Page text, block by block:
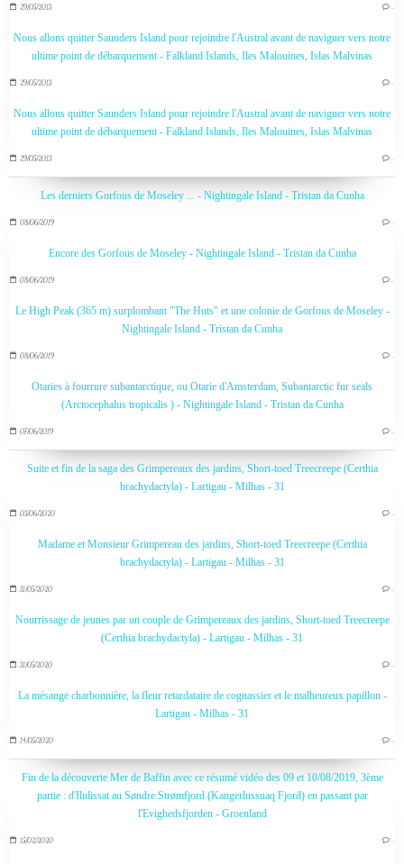
29/05/2013 …
Nous allons quitter Saunders Island pour rejoindre l'Austral avant de naviguer vers notre
ultime point de débarquement - Falkland Islands, Iles Malouines, Islas Malvinas
29/05/2013 …
Nous allons quitter Saunders Island pour rejoindre l'Austral avant de naviguer vers notre
ultime point de débarquement - Falkland Islands, Iles Malouines, Islas Malvinas
29/05/2013 …
Les derniers Gorfous de Moseley ... - Nightingale Island - Tristan da Cunha
08/06/2019 …
Encore des Gorfous de Moseley - Nightingale Island - Tristan da Cunha
08/06/2019 …
Le High Peak (365 m) surplombant "The Huts" et une colonie de Gorfous de Moseley -
Nightingale Island - Tristan da Cunha
08/06/2019 …
Otaries à fourrure subantarctique, ou Otarie d'Amsterdam, Subantarctic fur seals
(Arctocephalus tropicalis ) - Nightingale Island - Tristan da Cunha
07/06/2019 …
Suite et fin de la saga des Grimpereaux des jardins, Short-toed Treecreepe (Certhia
brachydactyla) - Lartigau - Milhas - 31
03/06/2020 …
Madame et Monsieur Grimpereau des jardins, Short-toed Treecreepe (Certhia
brachydactyla) - Lartigau - Milhas - 31
31/05/2020 …
Nourrissage de jeunes par un couple de Grimpereaux des jardins, Short-toed Treecreepe
(Certhia brachydactyla) - Lartigau - Milhas - 31
31/05/2020 …
La mésange charbonnière, la fleur retardataire de cognassier et le malheureux papillon -
Lartigau - Milhas - 31
14/05/2020 …
Fin de la découverte Mer de Baffin avec ce résumé vidéo des 09 et 10/08/2019, 3ème
partie : d'Ilulissat au Søndre Strømfjord (Kangerlussuaq Fjord) en passant par
l'Evighedsfjorden - Groenland
15/02/2020 …